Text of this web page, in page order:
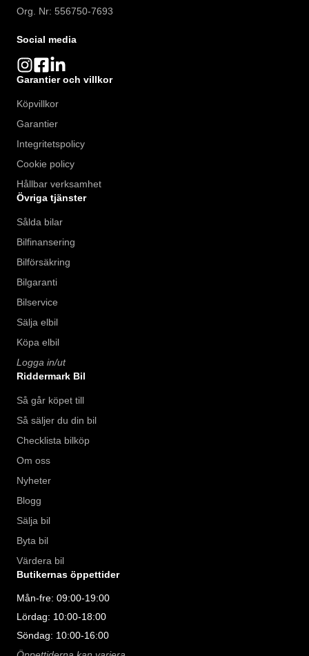
Org. Nr: 556750-7693
Social media
Garantier och villkor
Köpvillkor
Garantier
Integritetspolicy
Cookie policy
Hållbar verksamhet
Övriga tjänster
Sålda bilar
Bilfinansering
Bilförsäkring
Bilgaranti
Bilservice
Sälja elbil
Köpa elbil
Logga in/ut
Riddermark Bil
Så går köpet till
Så säljer du din bil
Checklista bilköp
Om oss
Nyheter
Blogg
Sälja bil
Byta bil
Värdera bil
Butikernas öppettider
Mån-fre: 09:00-19:00
Lördag: 10:00-18:00
Söndag: 10:00-16:00